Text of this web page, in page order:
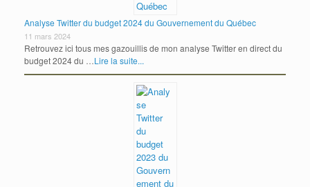
Analyse Twitter du budget 2024 du Gouvernement du Québec
11 mars 2024
Retrouvez ici tous mes gazouillis de mon analyse Twitter en direct du
budget 2024 du …Lire la suite...